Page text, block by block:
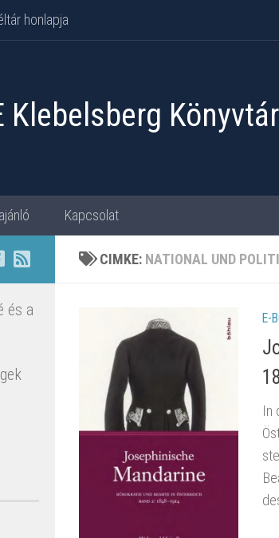
honlapja
Klebelsberg
Kapcsolat
CIMKE: NATIONAL UND
E-
In
és a